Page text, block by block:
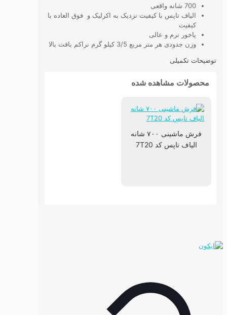
700 شانه واقعی
الیاف تاپس با کیفیت نزدیک به اکرلیک و فوق العاده با
کیفیت
پاخور نرم و عالی
وزن جدودی هر متر مربع 3/5 کیلو گرم نراکم بافت بالا
توضیحات تکمیلی
محصولات مشاهده شده
فرش ماشینی ۷۰۰ شانه
الیاف تاپس کد 7T20